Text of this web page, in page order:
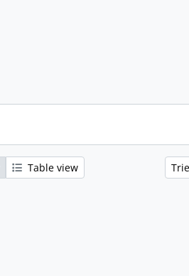
Table view